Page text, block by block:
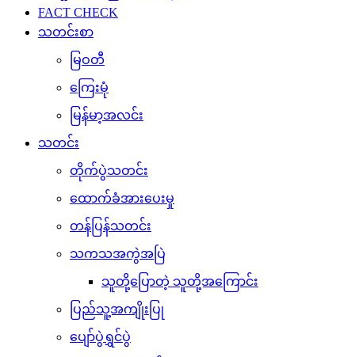
FACT CHECK
သတင်းစာ
မြဝတီ
ကြေးမုံ
မြန်မာ့အလင်း
သတင်း
တိုက်ပွဲသတင်း
ထောက်ခံအားပေးမှု
တန်ပြန်သတင်း
သကသအကွဲအပြဲ
သူတို့ပြောတဲ့ သူတို့အကြောင်း
ပြည်သူ့အကျိုးပြု
ပျော်ပွဲရွှင်ပွဲ